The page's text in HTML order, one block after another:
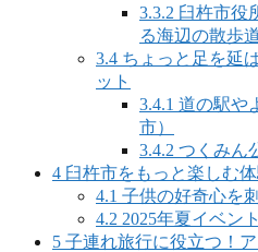
3.3.2 臼杵市役
る海辺の散歩
3.4 ちょっと足を延
ット
3.4.1 道の駅や
市）
3.4.2 つくみん
4 臼杵市をもっと楽しむ
4.1 子供の好奇心を
4.2 2025年夏イベン
5 子連れ旅行に役立つ！